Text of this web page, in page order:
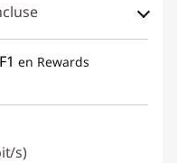
-CHF 7.90
en Rewards
s)